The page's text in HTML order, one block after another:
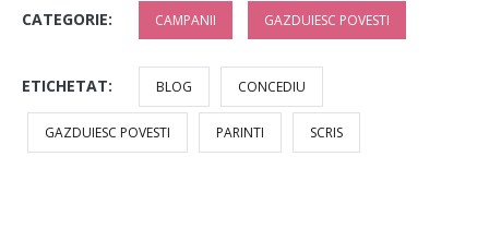
CATEGORIE: CAMPANII GAZDUIESC POVESTI
ETICHETAT: BLOG CONCEDIU
GAZDUIESC POVESTI PARINTI SCRIS